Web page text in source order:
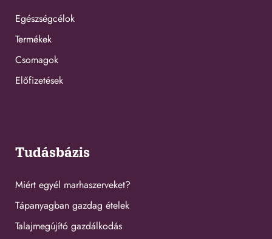
Egészségcélok
Termékek
Csomagok
Előfizetések
Tudásbázis
Miért egyél marhaszerveket?
Tápanyagban gazdag ételek
Talajmegújító gazdálkodás